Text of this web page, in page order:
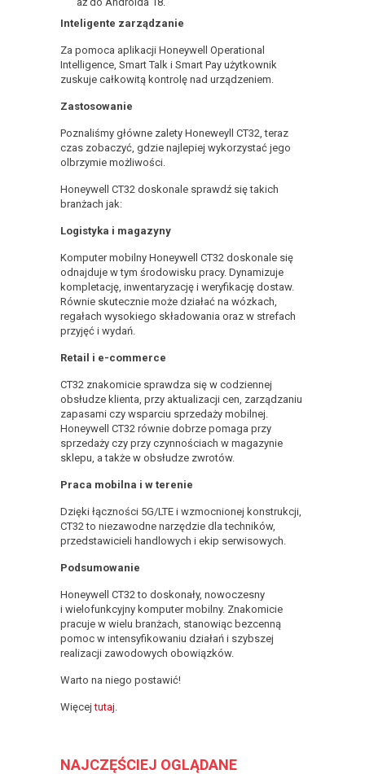
Inteligente zarządzanie
Za pomoca aplikacji Honeywell Operational
Intelligence, Smart Talk i Smart Pay użytkownik
zuskuje całkowitą kontrolę nad urządzeniem.
Zastosowanie
Poznaliśmy główne zalety Honeweyll CT32, teraz
czas zobaczyć, gdzie najlepiej wykorzystać jego
olbrzymie możliwości.
Honeywell CT32 doskonale sprawdź się takich
branżach jak:
Logistyka i magazyny
Komputer mobilny Honeywell CT32 doskonale się
odnajduje w tym środowisku pracy. Dynamizuje
kompletację, inwentaryzację i weryfikację dostaw.
Równie skutecznie może działać na wózkach,
regałach wysokiego składowania oraz w strefach
przyjęć i wydań.
Retail i e-commerce
CT32 znakomicie sprawdza się w codziennej
obsłudze klienta, przy aktualizacji cen, zarządzaniu
zapasami czy wsparciu sprzedaży mobilnej.
Honeywell CT32 równie dobrze pomaga przy
sprzedaży czy przy czynnościach w magazynie
sklepu, a także w obsłudze zwrotów.
Praca mobilna i w terenie
Dzięki łączności 5G/LTE i wzmocnionej konstrukcji,
CT32 to niezawodne narzędzie dla techników,
przedstawicieli handlowych i ekip serwisowych.
Podsumowanie
Honeywell CT32 to doskonały, nowoczesny
i wielofunkcyjny komputer mobilny. Znakomicie
pracuje w wielu branżach, stanowiąc bezcenną
pomoc w intensyfikowaniu działań i szybszej
realizacji zawodowych obowiązków.
Warto na niego postawić!
Więcejtutaj
NAJCZĘŚCIEJ OGLĄDANE